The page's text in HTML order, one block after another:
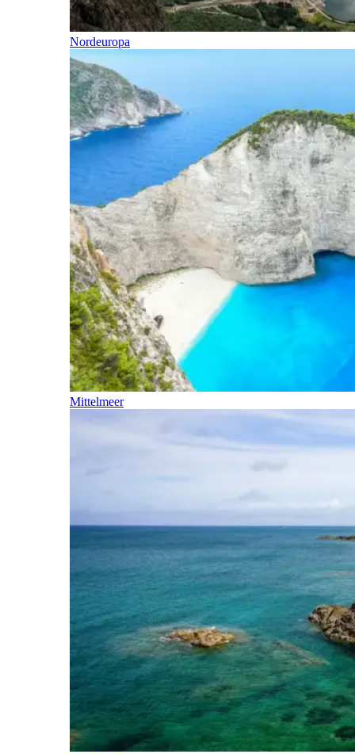
Nordeuropa
Mittelmeer